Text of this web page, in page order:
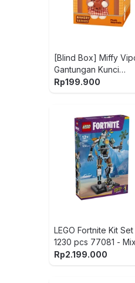
[Blind Box] Miffy
Gantungan Kunci
Boneka Plush Bakery
Rp199.900
LEGO Fortnite Kit Set
1230 pcs 77081 - Mix
Rp2.199.000